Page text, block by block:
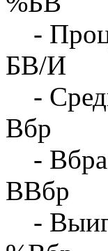
-
БВ/И
-
Вбр
-
ВВбр
-